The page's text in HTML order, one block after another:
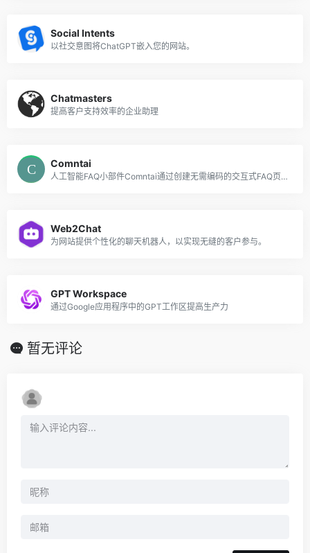
Social Intents
以社交意图将ChatGPT嵌入您的网站。
Chatmasters
提高客户支持效率的企业助理
Comntai
人工智能FAQ小部件Comntai通过创建无需编码的交互式FAQ页面来简化和加速客户服务。
Web2Chat
为网站提供个性化的聊天机器人，以实现无缝的客户参与。
GPT Workspace
通过Google应用程序中的GPT工作区提高生产力
暂无评论